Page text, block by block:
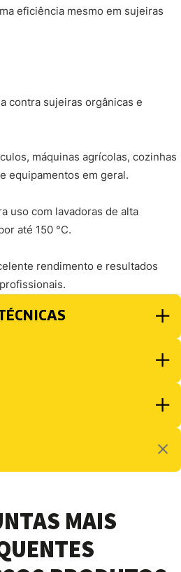
eficiência mesmo em sujeiras
contra sujeiras orgânicas e
máquinas agrícolas, cozinhas
equipamentos em geral.
uso com lavadoras de alta
até 150 °C.
rendimento e resultados
MAIS